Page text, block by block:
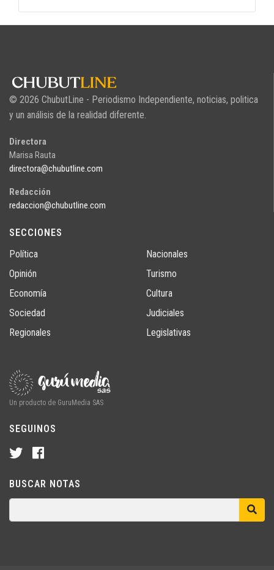
© 2026 ChubutLine - Periodismo Independiente, noticias, politica
y un análisis de la realidad diferente.
Directora
Marisa Rauta
directora@chubutline.com
Redacción
redaccion@chubutline.com
SECCIONES
Política
Opinión
Economía
Sociedad
Regionales
Nacionales
Turismo
Cultura
Judiciales
Legislativas
Un producto de GuruMedia SAS
SEGUINOS
BUSCAR NOTAS